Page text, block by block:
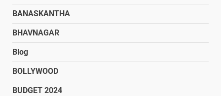
BANASKANTHA
BHAVNAGAR
Blog
BOLLYWOOD
BUDGET 2024